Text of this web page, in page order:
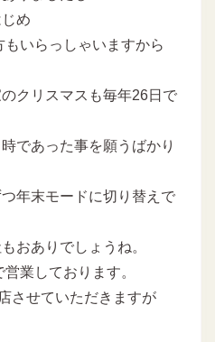
め
いらっしゃいますから
クリスマスも毎年26日で
であった事を願うばかり
年末モードに切り替えで
おありでしょうね。
業しております。
させていただきますが